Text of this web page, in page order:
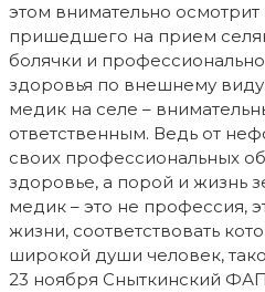
этом внимательно
пришедшего на прием
болячки и
здоровья по внешнему
медик на селе –
ответственным. Ведь от
своих профессиональных
здоровье, а порой и жизнь
медик – это не профессия,
жизни, соответствовать
широкой души человек,
23 ноября Сныткинский